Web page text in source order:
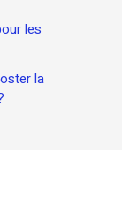
les
la